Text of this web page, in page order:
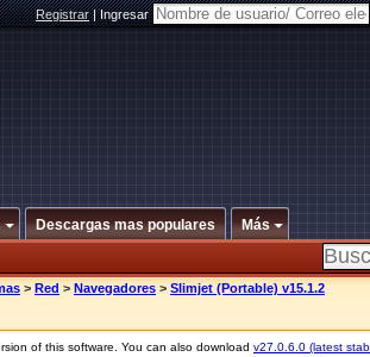
Registrar|Ingresar
Descargas mas populares Más
> Red > Navegadores > Slimjet (Portable) v15.1.2
of this software. You can also download v27.0.6.0 (latest